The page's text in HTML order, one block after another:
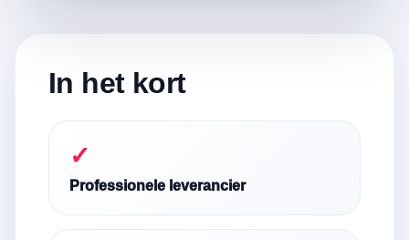
In het kort
✓
Professionele leverancier